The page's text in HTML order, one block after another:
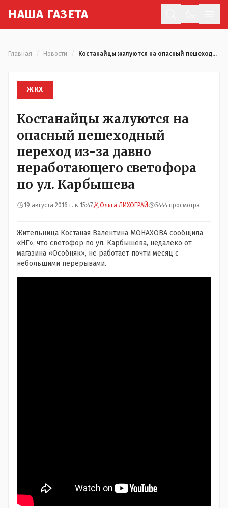
НАША ГАЗЕТА
Главная Новости Костанайцы жалуются на опасный пешеходный переход из-за давно неработающего светофора по ул. Карбышева
ЖКХ
Костанайцы жалуются на
опасный пешеходный
переход из-за давно
неработающего светофора
по ул. Карбышева
19 августа 2016 г. в 15:47 Ольга ЛИХОГРАЙ 5444 просмотра
Жительница Костаная Валентина МОНАХОВА сообщила
«НГ», что светофор по ул. Карбышева, недалеко от
магазина «Особняк», не работает почти месяц с
небольшими перерывами.